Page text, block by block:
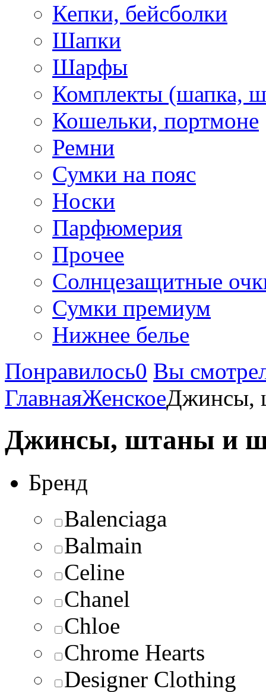
Кепки, бейсболки
Шапки
Шарфы
Комплекты (шапка,
Кошельки, портмоне
Ремни
Сумки на пояс
Носки
Парфюмерия
Прочее
Солнцезащитные
Сумки премиум
Нижнее белье
Понравилось0 Вы
ГлавнаяЖенскоеДжинсы,
Джинсы, штаны и
Бренд
Balenciaga
Balmain
Celine
Chanel
Chloe
Chrome Hearts
Designer Clothing